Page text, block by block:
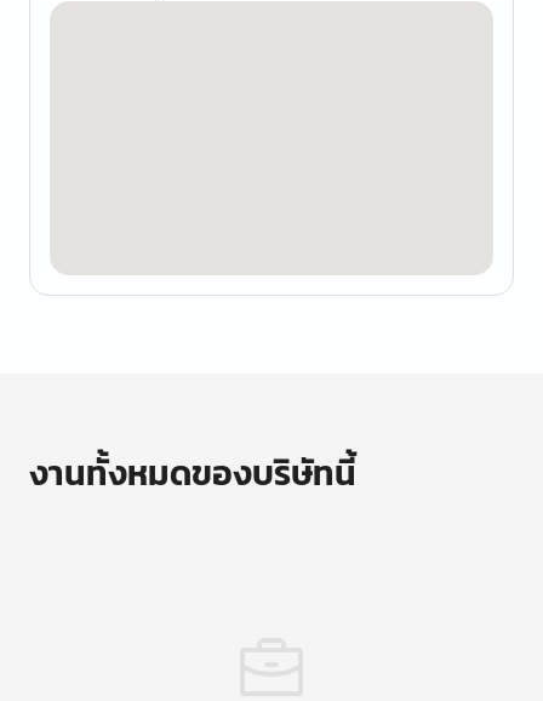
งานทั้งหมดของบริษัทนี้